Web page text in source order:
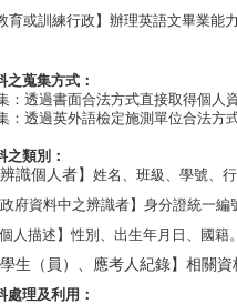
育或訓練行政 】辦理英語文畢業能
之蒐集方式：
：透過書面合法方式直接取得個人
：透過英外語檢定施測單位合法方
之類別：
辨識個人者】姓名、班級、學號、
政府資料中之辨識者】身分證統一編
個人描述 】性別、出生年月日、國籍。
學生（員）、應考人紀錄】相關
處理及利用：